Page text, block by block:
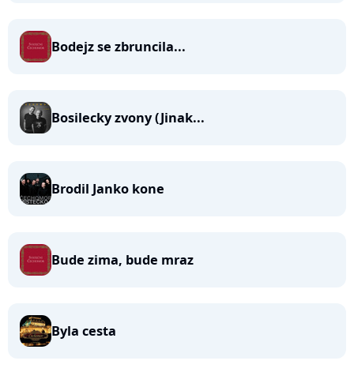
Bodejz se zbruncila...
Bosilecky zvony (Jinak...
Brodil Janko kone
Bude zima, bude mraz
Byla cesta